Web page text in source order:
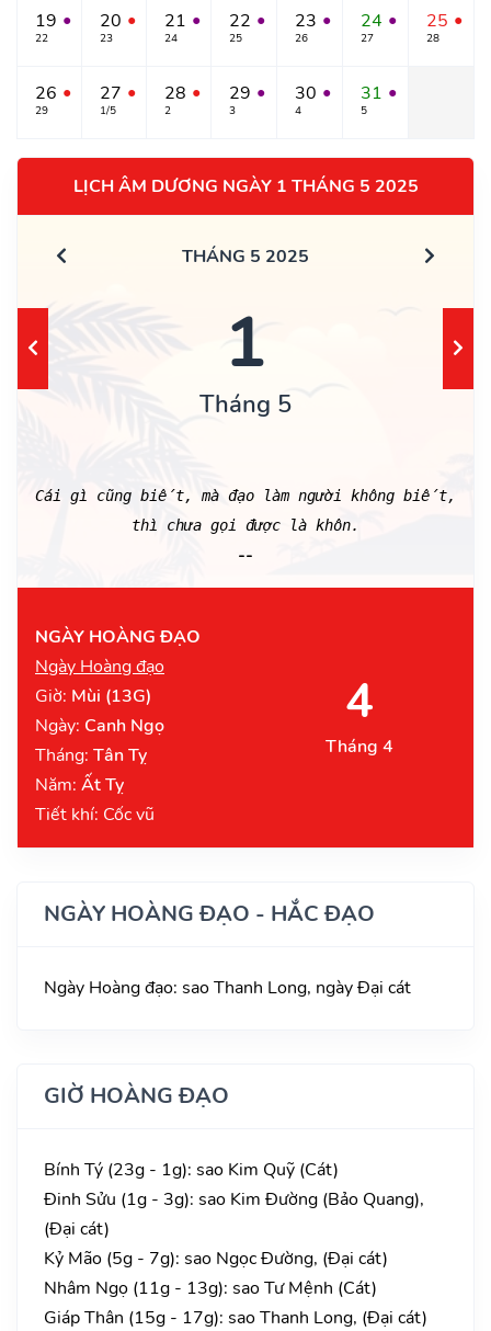
19 ●
22
20 ●
23
21 ●
24
22 ●
25
23 ●
26
24 ●
27
25 ●
28
26 ●
29
27 ●
1/5
28 ●
2
29 ●
3
30 ●
4
31 ●
5
LỊCH ÂM DƯƠNG NGÀY 1 THÁNG 5 2025
THÁNG 5 2025
1
Tháng 5
Cái gì cũng biết, mà đạo làm người không biết,
thì chưa gọi được là khôn.
--
NGÀY HOÀNG ĐẠO
Ngày Hoàng đạo
Giờ: Mùi (13G)
Ngày: Canh Ngọ
Tháng: Tân Tỵ
Năm: Ất Tỵ
Tiết khí: Cốc vũ
4
Tháng 4
NGÀY HOÀNG ĐẠO - HẮC ĐẠO
Ngày Hoàng đạo: sao Thanh Long, ngày Đại cát
GIỜ HOÀNG ĐẠO
Bính Tý (23g - 1g): sao Kim Quỹ (Cát)
Đinh Sửu (1g - 3g): sao Kim Đường (Bảo Quang),
(Đại cát)
Kỷ Mão (5g - 7g): sao Ngọc Đường, (Đại cát)
Nhâm Ngọ (11g - 13g): sao Tư Mệnh (Cát)
Giáp Thân (15g - 17g): sao Thanh Long, (Đại cát)